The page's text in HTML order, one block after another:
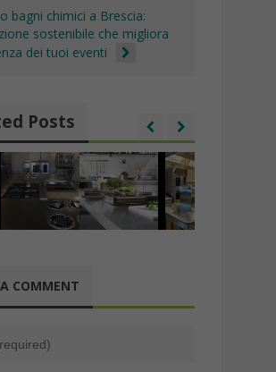
bagni chimici a Brescia:
sostenibile che migliora
dei tuoi eventi
Posts
COMMENT